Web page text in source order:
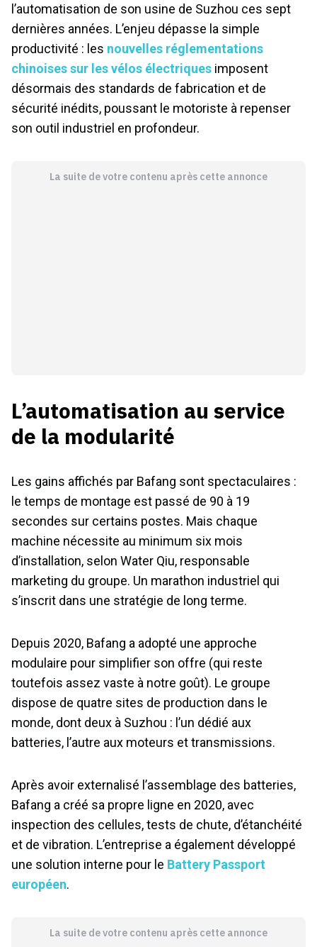
l’automatisation de son usine de Suzhou ces sept
dernières années. L’enjeu dépasse la simple
productivité : les nouvelles réglementations
chinoises sur les vélos électriques imposent
désormais des standards de fabrication et de
sécurité inédits, poussant le motoriste à repenser
son outil industriel en profondeur.
La suite de votre contenu après cette annonce
L’automatisation au service
de la modularité
Les gains affichés par Bafang sont spectaculaires :
le temps de montage est passé de 90 à 19
secondes sur certains postes. Mais chaque
machine nécessite au minimum six mois
d’installation, selon Water Qiu, responsable
marketing du groupe. Un marathon industriel qui
s’inscrit dans une stratégie de long terme.
Depuis 2020, Bafang a adopté une approche
modulaire pour simplifier son offre (qui reste
toutefois assez vaste à notre goût). Le groupe
dispose de quatre sites de production dans le
monde, dont deux à Suzhou : l’un dédié aux
batteries, l’autre aux moteurs et transmissions.
Après avoir externalisé l’assemblage des batteries,
Bafang a créé sa propre ligne en 2020, avec
inspection des cellules, tests de chute, d’étanchéité
et de vibration. L’entreprise a également développé
une solution interne pour le Battery Passport
européen.
La suite de votre contenu après cette annonce